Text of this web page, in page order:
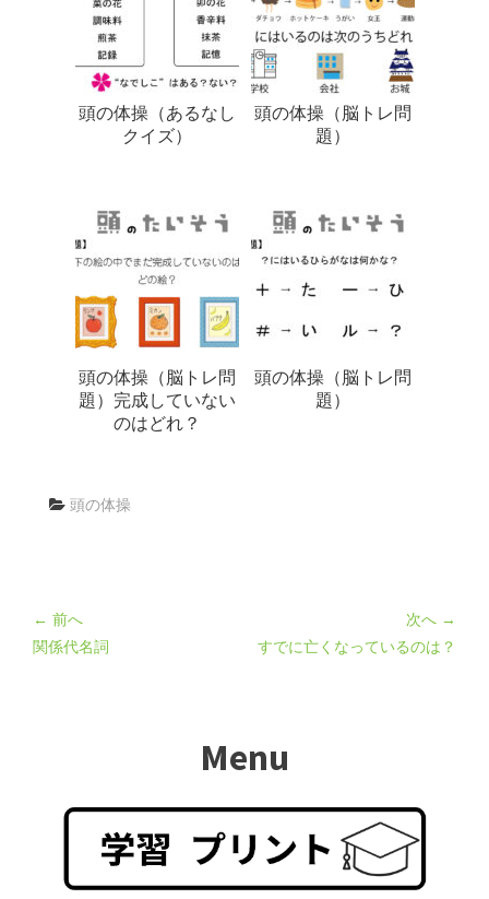
頭の体操（あるなし
クイズ）
頭の体操（脳トレ問
題）
頭の体操（脳トレ問
題）完成していない
のはどれ？
頭の体操（脳トレ問
題）
頭の体操
← 前へ
関係代名詞
次へ →
すでに亡くなっているのは？
Menu